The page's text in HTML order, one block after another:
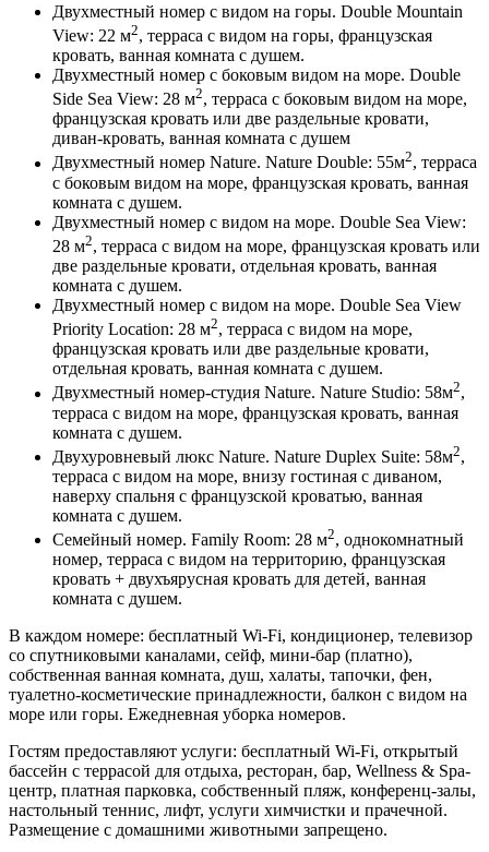
Двухместный номер с видом на горы. Double Mountain
View: 22 м2, терраса с видом на горы, французская
кровать, ванная комната с душем.
Двухместный номер с боковым видом на море. Double
Side Sea View: 28 м2, терраса с боковым видом на море,
французская кровать или две раздельные кровати,
диван-кровать, ванная комната с душем
Двухместный номер Nature. Nature Double: 55м2, терраса
с боковым видом на море, французская кровать, ванная
комната с душем.
Двухместный номер с видом на море. Double Sea View:
28 м2, терраса с видом на море, французская кровать или
две раздельные кровати, отдельная кровать, ванная
комната с душем.
Двухместный номер с видом на море. Double Sea View
Priority Location: 28 м2, терраса с видом на море,
французская кровать или две раздельные кровати,
отдельная кровать, ванная комната с душем.
Двухместный номер-студия Nature. Nature Studio: 58м2,
терраса с видом на море, французская кровать, ванная
комната с душем.
Двухуровневый люкс Nature. Nature Duplex Suite: 58м2,
терраса с видом на море, внизу гостиная с диваном,
наверху спальня с французской кроватью, ванная
комната с душем.
Семейный номер. Family Room: 28 м2, однокомнатный
номер, терраса с видом на территорию, французская
кровать + двухъярусная кровать для детей, ванная
комната с душем.
В каждом номере: бесплатный Wi-Fi, кондиционер, телевизор
со спутниковыми каналами, сейф, мини-бар (платно),
собственная ванная комната, душ, халаты, тапочки, фен,
туалетно-косметические принадлежности, балкон с видом на
море или горы. Ежедневная уборка номеров.
Гостям предоставляют услуги: бесплатный Wi-Fi, открытый
бассейн с террасой для отдыха, ресторан, бар, Wellness & Spa-
центр, платная парковка, собственный пляж, конференц-залы,
настольный теннис, лифт, услуги химчистки и прачечной.
Размещение с домашними животными запрещено.